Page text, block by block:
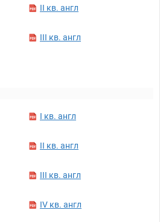
II кв. англ
III кв. англ
I кв. англ
II кв. англ
III кв. англ
IV кв. англ